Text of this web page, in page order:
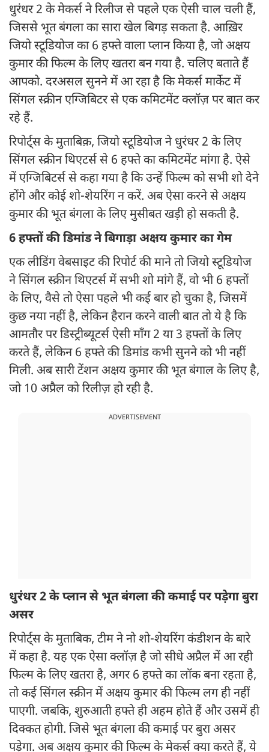
धुरंधर 2 के मेकर्स ने रिलीज से पहले एक ऐसी चाल चली हैं,
जिससे भूत बंगला का सारा खेल बिगड़ सकता है. आख़िर
जियो स्टूडियोज का 6 हफ्ते वाला प्लान किया है, जो अक्षय
कुमार की फिल्म के लिए खतरा बन गया है. चलिए बताते हैं
आपको. दरअसल सुनने में आ रहा है कि मेकर्स मार्केट में
सिंगल स्क्रीन एग्जिबिटर से एक कमिटमेंट क्लॉज़ पर बात कर
रहे हैं.
रिपोर्ट्स के मुताबिक़, जियो स्टूडियोज ने धुरंधर 2 के लिए
सिंगल स्क्रीन थिएटर्स से 6 हफ्ते का कमिटमेंट मांगा है. ऐसे
में एग्जिबिटर्स से कहा गया है कि उन्हें फिल्म को सभी शो देने
होंगे और कोई शो-शेयरिंग न करें. अब ऐसा करने से अक्षय
कुमार की भूत बंगला के लिए मुसीबत खड़ी हो सकती है.
6 हफ्तों की डिमांड ने बिगाड़ा अक्षय कुमार का गेम
एक लीडिंग वेबसाइट की रिपोर्ट की माने तो जियो स्टूडियोज
ने सिंगल स्क्रीन थिएटर्स में सभी शो मांगे हैं, वो भी 6 हफ्तों
के लिए, वैसे तो ऐसा पहले भी कई बार हो चुका है, जिसमें
कुछ नया नहीं है, लेकिन हैरान करने वाली बात तो ये है कि
आमतौर पर डिस्ट्रीब्यूटर्स ऐसी माँग 2 या 3 हफ्तों के लिए
करते हैं, लेकिन 6 हफ्ते की डिमांड कभी सुनने को भी नहीं
मिली. अब सारी टेंशन अक्षय कुमार की भूत बंगाल के लिए है,
जो 10 अप्रैल को रिलीज़ हो रही है.
ADVERTISEMENT
धुरंधर 2 के प्लान से भूत बंगला की कमाई पर पड़ेगा बुरा
असर
रिपोर्ट्स के मुताबिक, टीम ने नो शो-शेयरिंग कंडीशन के बारे
में कहा है. यह एक ऐसा क्लॉज़ है जो सीधे अप्रैल में आ रही
फिल्म के लिए खतरा है, अगर 6 हफ्ते का लॉक बना रहता है,
तो कई सिंगल स्क्रीन में अक्षय कुमार की फिल्म लग ही नहीं
पाएगी. जबकि, शुरुआती हफ्ते ही अहम होते हैं और उसमें ही
दिक्कत होगी. जिसे भूत बंगला की कमाई पर बुरा असर
पड़ेगा. अब अक्षय कुमार की फिल्म के मेकर्स क्या करते हैं, ये